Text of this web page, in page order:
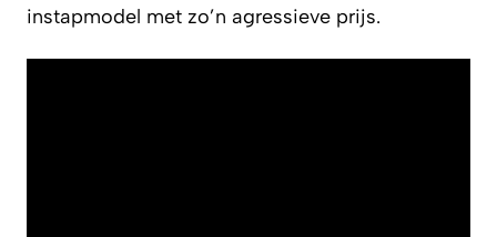
instapmodel met zo’n agressieve prijs.